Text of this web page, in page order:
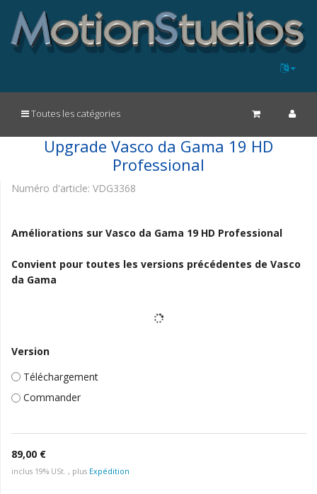
Toutes les catégories
Upgrade Vasco da Gama 19 HD
Professional
Numéro d'article: VDG3368
Améliorations sur Vasco da Gama 19 HD Professional
Convient pour toutes les versions précédentes de Vasco
da Gama
Version
Téléchargement
Commander
89,00 €
inclus 19% USt. , plus Expédition